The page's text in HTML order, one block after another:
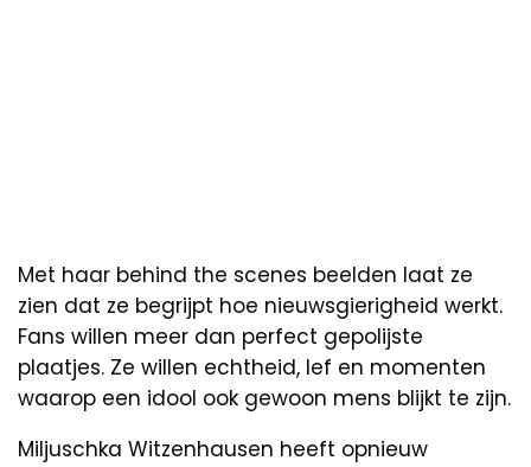
Met haar behind the scenes beelden laat ze
zien dat ze begrijpt hoe nieuwsgierigheid werkt.
Fans willen meer dan perfect gepolijste
plaatjes. Ze willen echtheid, lef en momenten
waarop een idool ook gewoon mens blijkt te zijn.
Miljuschka Witzenhausen heeft opnieuw